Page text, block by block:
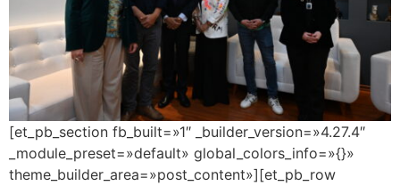
[et_pb_section fb_built=»1″ _builder_version=»4.27.4″
_module_preset=»default» global_colors_info=»{}»
theme_builder_area=»post_content»][et_pb_row